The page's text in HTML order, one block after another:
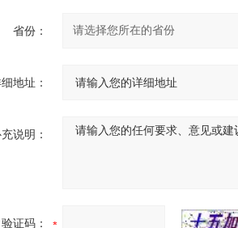
省份：
地址：
说明：
验证码：